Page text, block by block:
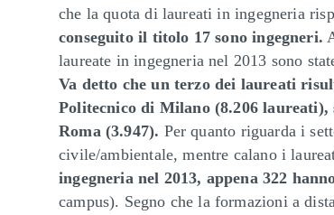
che la quota di laureati in ingegneria
conseguito il titolo 17 sono ingegneri.
laureate in ingegneria nel 2013 sono
Va detto che un terzo dei laureati
Politecnico di Milano (8.206 laureati),
Roma (3.947). Per quanto riguarda i
civile/ambientale, mentre calano i
ingegneria nel 2013, appena 322
campus). Segno che la formazioni a